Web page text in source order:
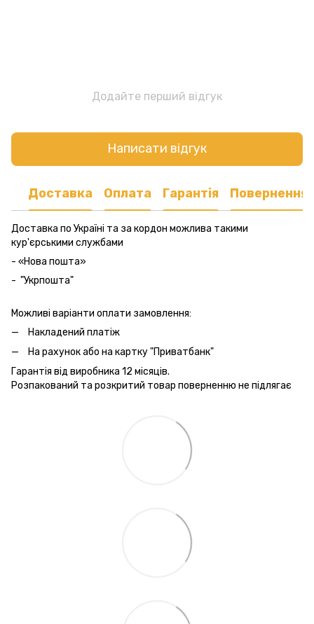
Додайте перший відгук
Написати відгук
Доставка Оплата Гарантія Повернення
Доставка по Україні та за кордон можлива такими
кур'єрськими службами
- «Нова пошта»
- "Укрпошта"
Можливі варіанти оплати замовлення:
Накладений платіж
На рахунок або на картку "Приватбанк"
Гарантія від виробника 12 місяців.
Розпакований та розкритий товар поверненню не підлягає